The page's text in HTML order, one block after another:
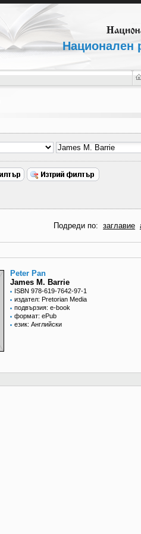
Национален
Подреди по: заглавие
Peter Pan
James M. Barrie
ISBN 978-619-7642-97-1
издател: Pretorian Media
подвързия: e-book
формат: ePub
език: Английски